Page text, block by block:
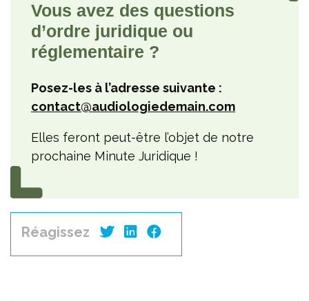
Vous avez des questions
d’ordre juridique ou
réglementaire ?
Posez-les à l’adresse suivante :
contact@audiologiedemain.com
Elles feront peut-être l’objet de notre
prochaine Minute Juridique !
Réagissez